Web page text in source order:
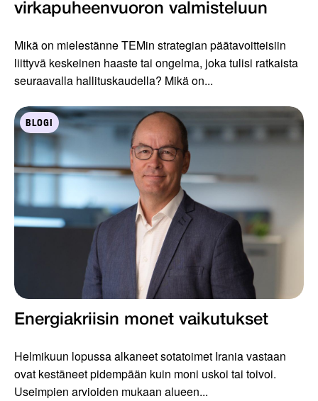
virkapuheenvuoron valmisteluun
Mikä on mielestänne TEMin strategian päätavoitteisiin
liittyvä keskeinen haaste tai ongelma, joka tulisi ratkaista
seuraavalla hallituskaudella? Mikä on...
BLOGI
Energiakriisin monet vaikutukset
Helmikuun lopussa alkaneet sotatoimet Irania vastaan
ovat kestäneet pidempään kuin moni uskoi tai toivoi.
Useimpien arvioiden mukaan alueen...